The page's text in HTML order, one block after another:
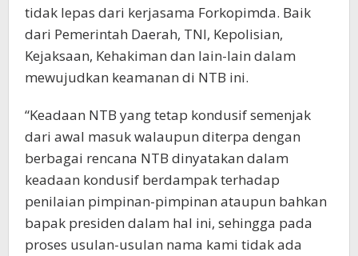
tidak lepas dari kerjasama Forkopimda. Baik
dari Pemerintah Daerah, TNI, Kepolisian,
Kejaksaan, Kehakiman dan lain-lain dalam
mewujudkan keamanan di NTB ini.
“Keadaan NTB yang tetap kondusif semenjak
dari awal masuk walaupun diterpa dengan
berbagai rencana NTB dinyatakan dalam
keadaan kondusif berdampak terhadap
penilaian pimpinan-pimpinan ataupun bahkan
bapak presiden dalam hal ini, sehingga pada
proses usulan-usulan nama kami tidak ada